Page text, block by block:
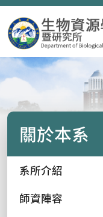
關於本系
系所介紹
師資陣容